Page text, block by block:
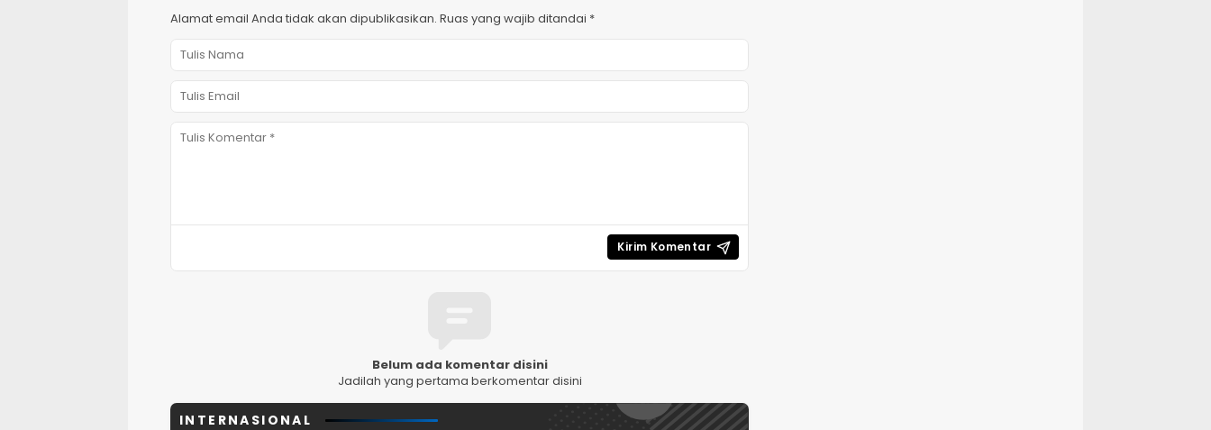
Alamat email Anda tidak akan dipublikasikan. Ruas yang wajib ditandai *
Belum ada komentar disini
Jadilah yang pertama berkomentar disini
INTERNASIONAL